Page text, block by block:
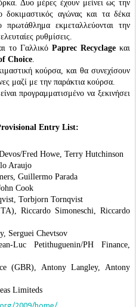
Δυο μέρες έχουν μείνει ως την
δοκιμαστικός αγώνας και τα δέκα
εκμεταλλεύονται την
ρυθμίσεις.
το Γαλλικό Paprec Recyclage και
Choice.
κούρσα, και θα συνεχίσουν
μαζί με την παράκτια κούρσα.
προγραμματισμένο να ξεκινήσει
Entry List:
Fred Howe, Terry Hutchinson
Araujo
Guillermo Parada
Cook
Torbjorn Tornqvist
Riccardo Simoneschi, Riccardo
Serguei Chevtsov
Luc Petithuguenin/PH Finance,
(GBR), Antony Langley, Antony
Limiteds